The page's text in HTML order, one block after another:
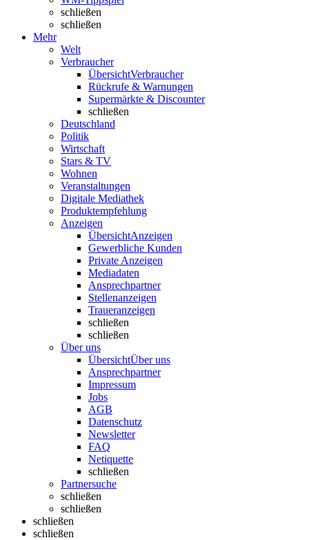
schließen
schließen
Mehr
Welt
Verbraucher
ÜbersichtVerbraucher
Rückrufe & Warnungen
Supermärkte & Discounter
schließen
Deutschland
Politik
Wirtschaft
Stars & TV
Wohnen
Veranstaltungen
Digitale Mediathek
Produktempfehlung
Anzeigen
ÜbersichtAnzeigen
Gewerbliche Kunden
Private Anzeigen
Mediadaten
Ansprechpartner
Stellenanzeigen
Traueranzeigen
schließen
schließen
Über uns
ÜbersichtÜber uns
Ansprechpartner
Impressum
Jobs
AGB
Datenschutz
Newsletter
FAQ
Netiquette
schließen
Partnersuche
schließen
schließen
schließen
schließen